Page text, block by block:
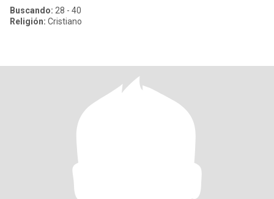
Buscando: 28 - 40
Religión: Cristiano